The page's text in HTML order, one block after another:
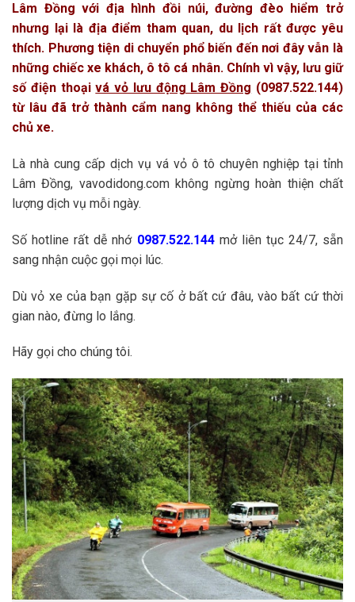
Lâm Đồng với địa hình đồi núi, đường đèo hiểm trở
nhưng lại là địa điểm tham quan, du lịch rất được yêu
thích. Phương tiện di chuyển phổ biến đến nơi đây vẫn là
những chiếc xe khách, ô tô cá nhân. Chính vì vậy, lưu giữ
số điện thoạivá vỏ lưu động Lâm Đồng (0987.522.144)
từ lâu đã trở thành cẩm nang không thể thiếu của các
chủ xe.
Là nhà cung cấp dịch vụ vá vỏ ô tô chuyên nghiệp tại tỉnh
Lâm Đồng, vavodidong.com không ngừng hoàn thiện chất
lượng dịch vụ mỗi ngày.
Số hotline rất dễ nhớ 0987.522.144 mở liên tục 24/7, sẵn
sang nhận cuộc gọi mọi lúc.
Dù vỏ xe của bạn gặp sự cố ở bất cứ đâu, vào bất cứ thời
gian nào, đừng lo lắng.
Hãy gọi cho chúng tôi.